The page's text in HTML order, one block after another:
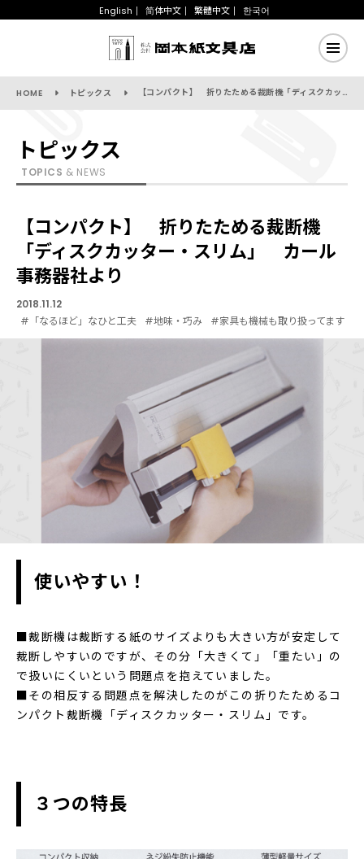
English 简体中文 繁體中文 한국어
HOME トピックス 【コンパクト】 折りたためる裁断機「ディスクカッター・スリム」 カール事務器社より
トピックス
TOPICS & NEWS
【コンパクト】 折りたためる裁断機
「ディスクカッター・スリム」 カール
事務器社より
2018.11.12
#「なるほど」なひと工夫
#地味・巧み #家具も機械も取り扱ってます
使いやすい！
■裁断機は裁断する紙のサイズよりも大きい方が安定して
裁断しやすいのですが、その分「大きくて」「重たい」の
で扱いにくいという問題点を抱えていました。
■その相反する問題点を解決したのがこの折りたためるコ
ンパクト裁断機「ディスクカッター・スリム」です。
３つの特長